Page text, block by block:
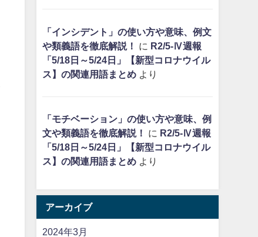
「インシデント」の使い方や意味、例文
や類義語を徹底解説！
に R2/5-Ⅳ週報
「5/18日～5/24日」【新型コロナウイル
ス】の関連用語まとめより
「モチベーション」の使い方や意味、例
文や類義語を徹底解説！
に R2/5-Ⅳ週報
「5/18日～5/24日」【新型コロナウイル
ス】の関連用語まとめより
アーカイブ
2024年3月